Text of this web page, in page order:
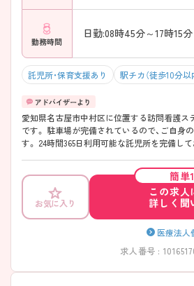
勤務時間
日勤:08時45分～17時15分
託児所・保育支援あり 駅チカ（徒歩10分以
愛知県名古屋市中村区に位置する訪問看護ス
です。 駐車場が完備されているので、ご自身
す。 24時間365日利用可能な託児所を完備し
報や面接のポイントをお伝えしますのでお気
ませ。
お気に入り
簡単
この求人
詳しく聞
医療法
求人番号 :